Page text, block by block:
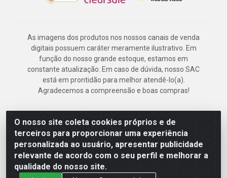
O nosso site coleta cookies próprios e de
terceiros para proporcionar uma experiência
personalizada ao usuário, apresentar publicidade
relevante de acordo com o seu perfil e melhorar a
qualidade do nosso site.
As imagens dos produtos nos nossos canais de venda
digitais possuem caráter meramente ilustrativo. Em
função do nosso grande estoque, estamos em
constante atualização. Em caso de dúvida, nosso SAC
está em prontidão para melhor atendê-lo(a).
Agradecemos a compreensão e boas compras!
Deskontão Atacado - Av. Marechal Mascarenhas de Morais, 2471 -
Imbiribeira - Recife/PE - CEP 51.150-001 - CNPJ 24.150.377/0003-
57